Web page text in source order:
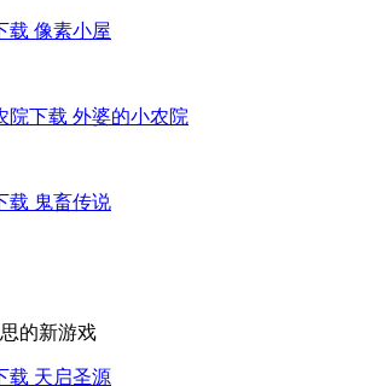
像素小屋
外婆的小农院
鬼畜传说
的新游戏
天启圣源